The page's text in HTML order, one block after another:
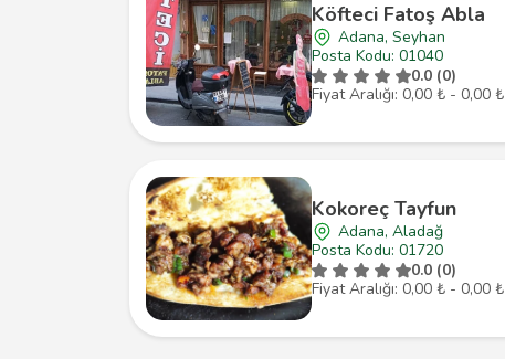
Köfteci Fatoş Abla
Adana, Seyhan
Posta Kodu: 01040
0.0 (0)
Fiyat Aralığı: 0,00 ₺ - 0,00 ₺
Kokoreç Tayfun
Adana, Aladağ
Posta Kodu: 01720
0.0 (0)
Fiyat Aralığı: 0,00 ₺ - 0,00 ₺